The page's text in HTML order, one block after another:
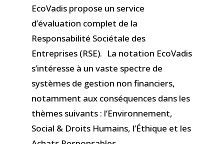
EcoVadis propose un service
d’évaluation complet de la
Responsabilité Sociétale des
Entreprises (RSE). La notation EcoVadis
s’intéresse à un vaste spectre de
systèmes de gestion non financiers,
notamment aux conséquences dans les
thèmes suivants : l’Environnement,
Social & Droits Humains, l’Éthique et les